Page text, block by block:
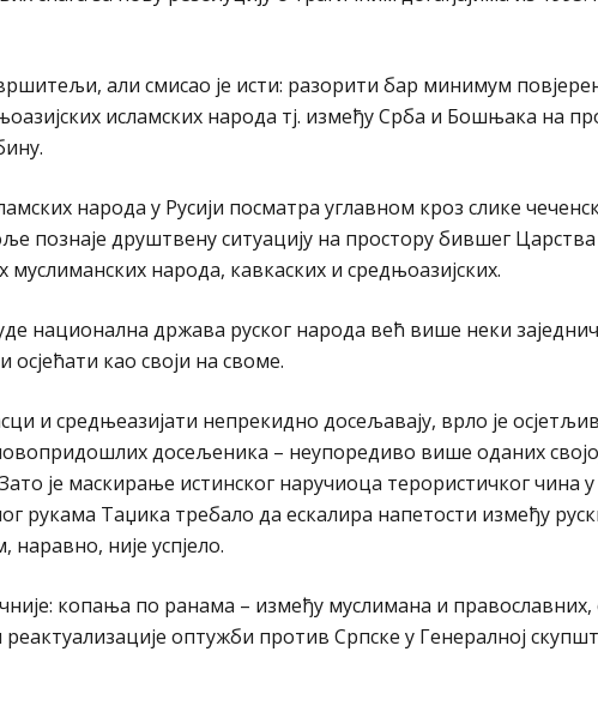
али смисао је исти: разорити бар минимум
исламских народа тј. између Срба и Бошњака на
народа у Русији посматра углавном кроз слике
познаје друштвену ситуацију на простору бившег Царства
муслиманских народа, кавкаских и средњоазијских.
национална држава руског народа већ више неки
као своји на своме.
и средњеазијати непрекидно досељавају, врло је
досељеника – неупоредиво више оданих
је маскирање истинског наручиоца терористичког чина
рукама Таџика требало да ескалира напетости између
није успјело.
копања по ранама – између муслимана и православних,
оптужби против Српске у Генералној